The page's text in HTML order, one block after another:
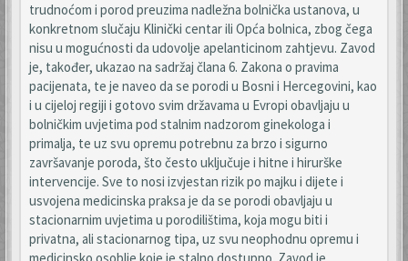
trudnoćom i porod preuzima nadležna bolnička ustanova, u
konkretnom slučaju Klinički centar ili Opća bolnica, zbog čega
nisu u mogućnosti da udovolje apelanticinom zahtjevu. Zavod
je, također, ukazao na sadržaj člana 6. Zakona o pravima
pacijenata, te je naveo da se porodi u Bosni i Hercegovini, kao
i u cijeloj regiji i gotovo svim državama u Evropi obavljaju u
bolničkim uvjetima pod stalnim nadzorom ginekologa i
primalja, te uz svu opremu potrebnu za brzo i sigurno
završavanje poroda, što često uključuje i hitne i hirurške
intervencije. Sve to nosi izvjestan rizik po majku i dijete i
usvojena medicinska praksa je da se porodi obavljaju u
stacionarnim uvjetima u porodilištima, koja mogu biti i
privatna, ali stacionarnog tipa, uz svu neophodnu opremu i